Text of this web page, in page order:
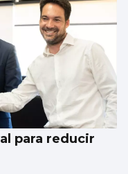
para reducir